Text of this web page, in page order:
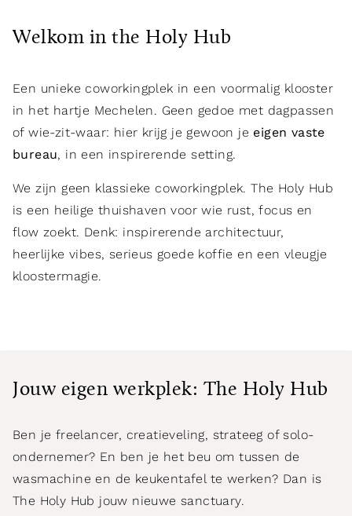
Welkom in the Holy Hub
Een unieke coworkingplek in een voormalig klooster
in het hartje Mechelen. Geen gedoe met dagpassen
of wie-zit-waar: hier krijg je gewoon je eigen vaste
bureau, in een inspirerende setting.
We zijn geen klassieke coworkingplek. The Holy Hub
is een heilige thuishaven voor wie rust, focus en
flow zoekt. Denk: inspirerende architectuur,
heerlijke vibes, serieus goede koffie en een vleugje
kloostermagie.
Jouw eigen werkplek: The Holy Hub
Ben je freelancer, creatieveling, strateeg of solo-
ondernemer? En ben je het beu om tussen de
wasmachine en de keukentafel te werken? Dan is
The Holy Hub jouw nieuwe sanctuary.